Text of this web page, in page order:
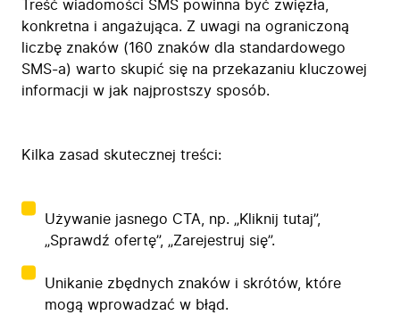
Firma
Zastosowanie
Kontakt
Treść wiadomości SMS powinna być zwięzła,
konkretna i angażująca. Z uwagi na ograniczoną
liczbę znaków (160 znaków dla standardowego
SMS-a) warto skupić się na przekazaniu kluczowej
informacji w jak najprostszy sposób.
Kilka zasad skutecznej treści:
Używanie jasnego CTA, np. „Kliknij tutaj”,
„Sprawdź ofertę”, „Zarejestruj się”.
Unikanie zbędnych znaków i skrótów, które
mogą wprowadzać w błąd.